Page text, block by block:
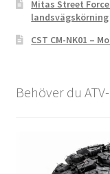
Mitas Street
landsvägskörning
CST CM-NK01 –
Behöver du